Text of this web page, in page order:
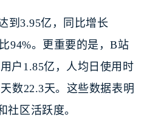
到3.95亿，同比增长
94%。更重要的是，B站
户1.85亿，人均日使用时
数22.3天。这些数据表明
社区活跃度。